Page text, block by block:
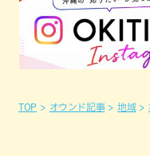
TOP オウンド記事 地域